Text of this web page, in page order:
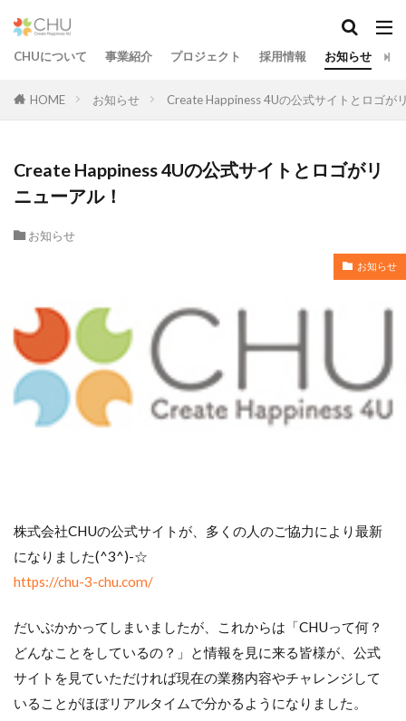
CHUについて 事業紹介 プロジェクト 採用情報 お知らせ
HOME お知らせ Create Happiness 4Uの公式サイトとロゴが
Create Happiness 4Uの公式サイトとロゴがリ
ニューアル！
お知らせ
お知らせ
株式会社CHUの公式サイトが、多くの人のご協力により最新
になりました(^3^)-☆
https://chu-3-chu.com/
だいぶかかってしまいましたが、これからは「CHUって何？
どんなことをしているの？」と情報を見に来る皆様が、公式
サイトを見ていただければ現在の業務内容やチャレンジして
いることがほぼリアルタイムで分かるようになりました。